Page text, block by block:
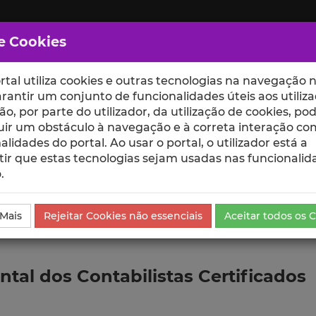
ESCOLAS UNIDADES
dos Contabilistas Certificados
Cookies
utiliza cookies e outras tecnologias na navegação
um conjunto de funcionalidades úteis aos
por parte do utilizador, da utilização de cookies,
um obstáculo à navegação e à correta interação
do portal. Ao usar o portal, o utilizador está a
que estas tecnologias sejam usadas nas
Rejeitar Cookies não essenciais Aceitar todos os